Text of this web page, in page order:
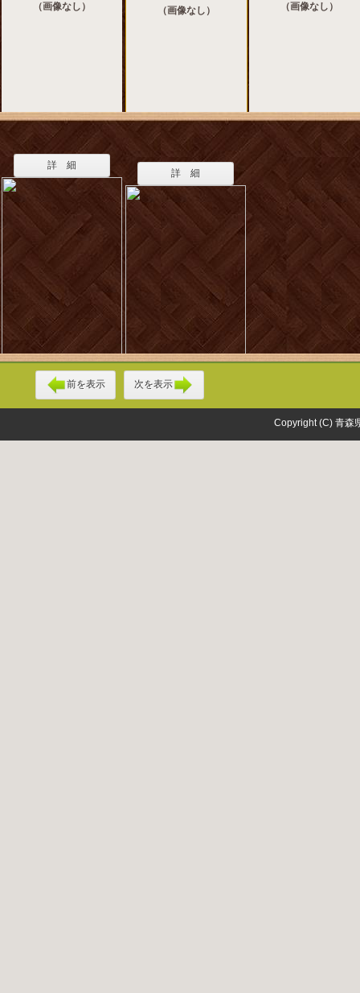
（画像なし） （画像なし） （画像なし）
詳 細
詳 細
前を表示 次を表示
Copyright (C) 青森